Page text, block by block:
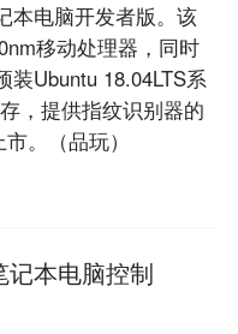
本电脑开发者版。该
移动处理器，同时
装Ubuntu 18.04LTS系
，提供指纹识别器的
。（品玩）
本电脑控制